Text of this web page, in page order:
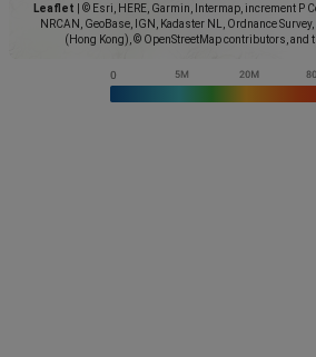
Leaflet
© Esri, HERE, Garmin, Intermap, increment P
NRCAN, GeoBase, IGN, Kadaster NL, Ordnance
(Hong Kong), © OpenStreetMap contributors, and